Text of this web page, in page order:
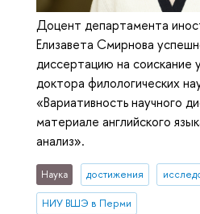
Доцент департамента
Елизавета Смирнова
диссертацию на соискание
доктора филологических
«Вариативность научного
материале английского
анализ».
Наука достижения
НИУ ВШЭ в Перми